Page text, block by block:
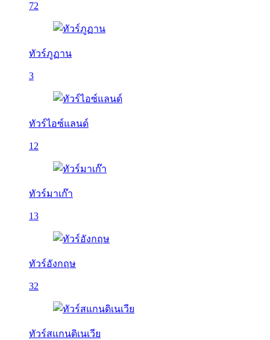
72
ทัวร์ภูฏาน
3
ทัวร์ไอซ์แลนด์
12
ทัวร์มาเก๊า
13
ทัวร์อังกฤษ
32
ทัวร์สแกนดิเนเวีย